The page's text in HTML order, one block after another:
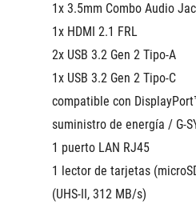
1x 3.5mm Combo Audio
1x HDMI 2.1 FRL
2x USB 3.2 Gen 2 Tipo-A
1x USB 3.2 Gen 2 Tipo-C
compatible con
suministro de energía / G-
1 puerto LAN RJ45
1 lector de tarjetas
(UHS-II, 312 MB/s)